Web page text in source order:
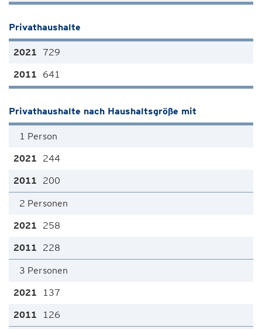
Privathaushalte
729
641
Privathaushalte nach Haushaltsgröße mit
1 Person
244
200
2 Personen
258
228
3 Personen
137
126